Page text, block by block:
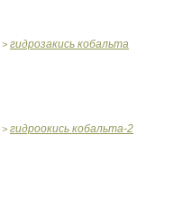
> гидрозакись кобальта
> гидроокись кобальта-2